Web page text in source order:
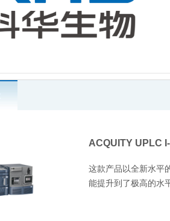
ACQUITY UPLC
这款产品以全新水平
能提升到了极高的水